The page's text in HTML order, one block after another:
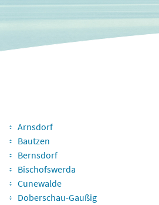
Arnsdorf
Bautzen
Bernsdorf
Bischofswerda
Cunewalde
Doberschau-Gaußig